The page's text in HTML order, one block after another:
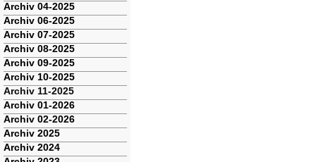
Archiv 04-2025
Archiv 06-2025
Archiv 07-2025
Archiv 08-2025
Archiv 09-2025
Archiv 10-2025
Archiv 11-2025
Archiv 01-2026
Archiv 02-2026
Archiv 2025
Archiv 2024